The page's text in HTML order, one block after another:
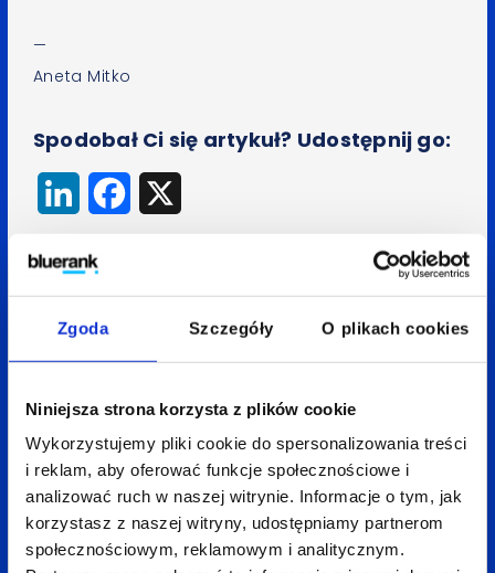
Zgoda Szczegóły O plikach cookies
Niniejsza strona korzysta z plików cookie
Wykorzystujemy pliki cookie do spersonalizowania treści
i reklam, aby oferować funkcje społecznościowe i
analizować ruch w naszej witrynie. Informacje o tym, jak
korzystasz z naszej witryny, udostępniamy partnerom
społecznościowym, reklamowym i analitycznym.
—
Aneta Mitko
Spodobał Ci się artykuł? Udostępnij go:
LinkedInFacebook
Zobacztakże: